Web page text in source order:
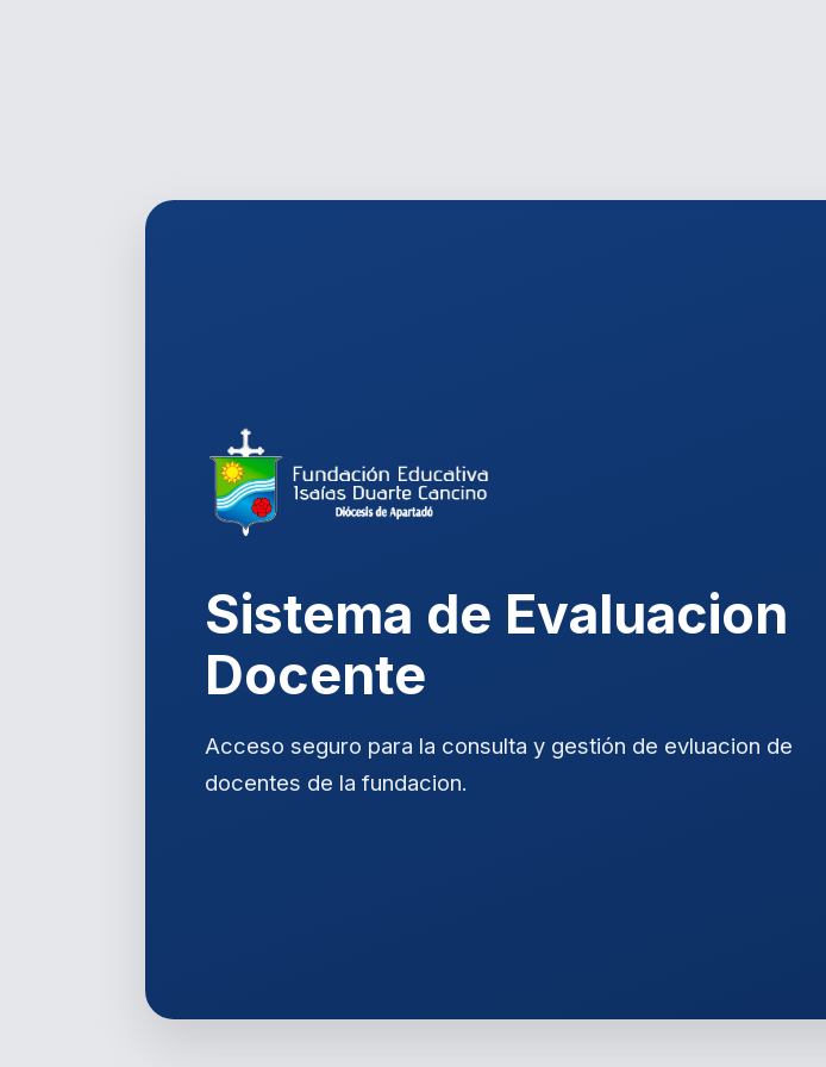
Sistema de Evaluacion
Docente
Acceso seguro para la consulta y gestión de evluacion de
docentes de la fundacion.